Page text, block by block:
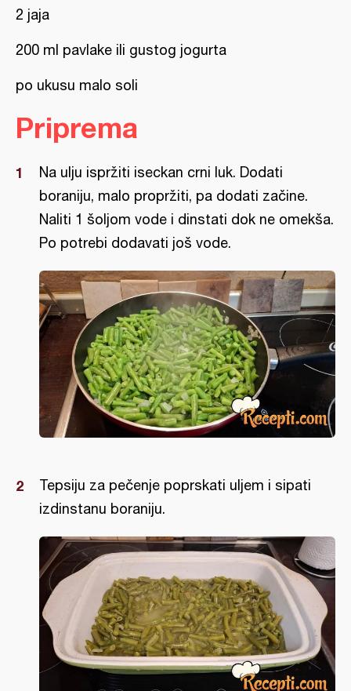
2 jaja
200 ml pavlake ili gustog jogurta
po ukusu malo soli
Priprema
Na ulju ispržiti iseckan crni luk. Dodati
boraniju, malo propržiti, pa dodati začine.
Naliti 1 šoljom vode i dinstati dok ne omekša.
Po potrebi dodavati još vode.
Tepsiju za pečenje poprskati uljem i sipati
izdinstanu boraniju.